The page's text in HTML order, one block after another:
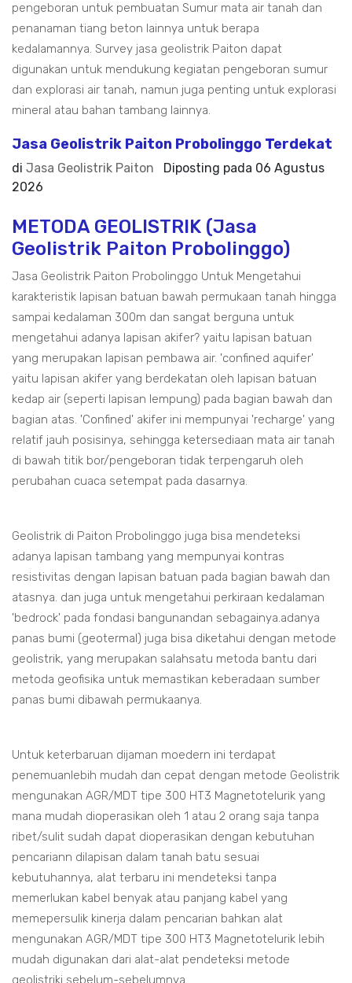
pengeboran untuk pembuatan Sumur mata air tanah dan
penanaman tiang beton lainnya untuk berapa
kedalamannya. Survey jasa geolistrik Paiton dapat
digunakan untuk mendukung kegiatan pengeboran sumur
dan explorasi air tanah, namun juga penting untuk explorasi
mineral atau bahan tambang lainnya.
Jasa Geolistrik Paiton Probolinggo Terdekat
di Jasa Geolistrik Paiton Diposting pada 06 Agustus
2026
METODA GEOLISTRIK (Jasa
Geolistrik Paiton Probolinggo)
Jasa Geolistrik Paiton Probolinggo Untuk Mengetahui
karakteristik lapisan batuan bawah permukaan tanah hingga
sampai kedalaman 300m dan sangat berguna untuk
mengetahui adanya lapisan akifer? yaitu lapisan batuan
yang merupakan lapisan pembawa air. 'confined aquifer'
yaitu lapisan akifer yang berdekatan oleh lapisan batuan
kedap air (seperti lapisan lempung) pada bagian bawah dan
bagian atas. 'Confined' akifer ini mempunyai 'recharge' yang
relatif jauh posisinya, sehingga ketersediaan mata air tanah
di bawah titik bor/pengeboran tidak terpengaruh oleh
perubahan cuaca setempat pada dasarnya.
Geolistrik di Paiton Probolinggo juga bisa mendeteksi
adanya lapisan tambang yang mempunyai kontras
resistivitas dengan lapisan batuan pada bagian bawah dan
atasnya. dan juga untuk mengetahui perkiraan kedalaman
'bedrock' pada fondasi bangunandan sebagainya.adanya
panas bumi (geotermal) juga bisa diketahui dengan metode
geolistrik, yang merupakan salahsatu metoda bantu dari
metoda geofisika untuk memastikan keberadaan sumber
panas bumi dibawah permukaanya.
Untuk keterbaruan dijaman moedern ini terdapat
penemuanlebih mudah dan cepat dengan metode Geolistrik
mengunakan AGR/MDT tipe 300 HT3 Magnetotelurik yang
mana mudah dioperasikan oleh 1 atau 2 orang saja tanpa
ribet/sulit sudah dapat dioperasikan dengan kebutuhan
pencariann dilapisan dalam tanah batu sesuai
kebutuhannya, alat terbaru ini mendeteksi tanpa
memerlukan kabel benyak atau panjang kabel yang
memepersulik kinerja dalam pencarian bahkan alat
mengunakan AGR/MDT tipe 300 HT3 Magnetotelurik lebih
mudah digunakan dari alat-alat pendeteksi metode
geolistriki sebelum-sebelumnya.